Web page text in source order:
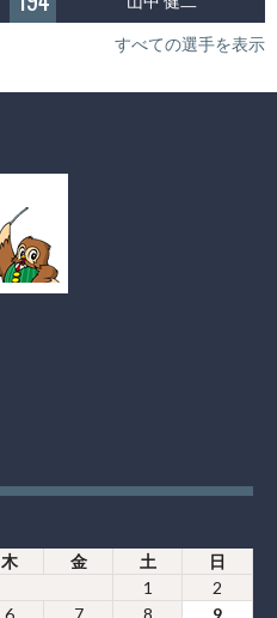
すべての選手を表示
木 金 土
日
1
2
6 7 8 9